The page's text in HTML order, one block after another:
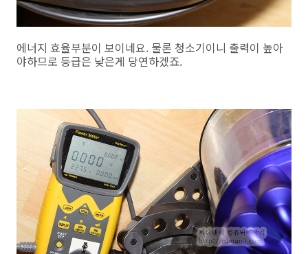
에너지 효율부분이 보이네요. 물론 청소기이니 출력이 높아
야하므로 등급은 낮은게 당연하겠죠.